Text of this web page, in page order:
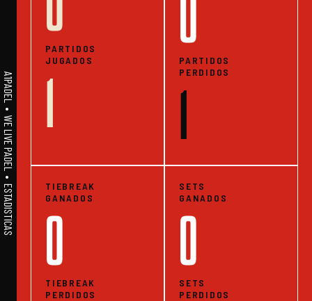
A1PADEL • WE LIVE PADEL • ESTADISTICAS
PARTIDOS
JUGADOS
1
0
PARTIDOS
PERDIDOS
1
TIEBREAK
GANADOS
0
TIEBREAK
PERDIDOS
SETS
GANADOS
0
SETS
PERDIDOS